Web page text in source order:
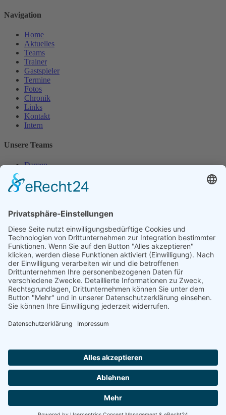
Navigation
Home
Aktuelles
Teams
Trainer
Gastspieler
Termine
Fotos
Chronik
Links
Kontakt
Intern
Unsere Teams
Damen
Herren
Herren 30
Unsere Jugend
Midcourt
Bambini
Juniorinnen 18
Knaben 15
Follow us
Facebook
RSS
Formulare
Aufnahmeantrag online
Aufnahmeantrag (PDF)
Tennisclub Donauwörth e.V.© 2026| Impressum | Datenschutz |